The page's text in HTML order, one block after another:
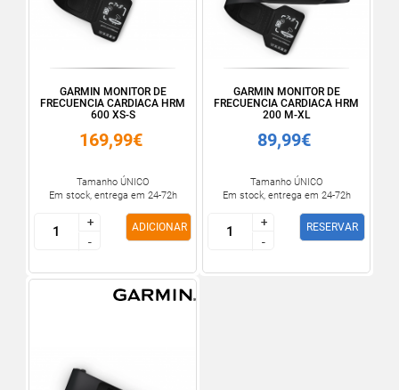
GARMIN MONITOR DE
FRECUENCIA CARDIACA HRM
600 XS-S
169,99€
Tamanho ÚNICO
Em stock, entrega em 24-72h
+
-
+
-
ADICIONAR
GARMIN MONITOR DE
FRECUENCIA CARDIACA HRM
200 M-XL
89,99€
Tamanho ÚNICO
Em stock, entrega em 24-72h
+
-
+
-
RESERVAR